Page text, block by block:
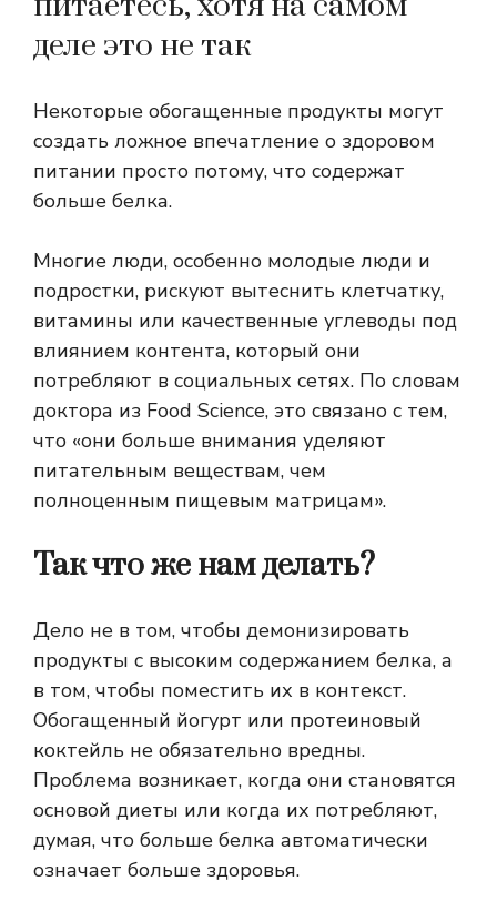
деле это не так
Некоторые обогащенные продукты могут
создать ложное впечатление о здоровом
питании просто потому, что содержат
больше белка.
Многие люди, особенно молодые люди и
подростки, рискуют вытеснить клетчатку,
витамины или качественные углеводы под
влиянием контента, который они
потребляют в социальных сетях. По словам
доктора из Food Science, это связано с тем,
что «они больше внимания уделяют
питательным веществам, чем
полноценным пищевым матрицам».
Так что же нам делать?
Дело не в том, чтобы демонизировать
продукты с высоким содержанием белка, а
в том, чтобы поместить их в контекст.
Обогащенный йогурт или протеиновый
коктейль не обязательно вредны.
Проблема возникает, когда они становятся
основой диеты или когда их потребляют,
думая, что больше белка автоматически
означает больше здоровья.